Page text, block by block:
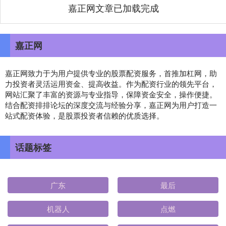
嘉正网文章已加载完成
嘉正网
嘉正网致力于为用户提供专业的股票配资服务，首推加杠网，助
力投资者灵活运用资金、提高收益。作为配资行业的领先平台，
网站汇聚了丰富的资源与专业指导，保障资金安全，操作便捷。
结合配资排排论坛的深度交流与经验分享，嘉正网为用户打造一
站式配资体验，是股票投资者信赖的优质选择。
话题标签
广东 最后
机器人 点燃